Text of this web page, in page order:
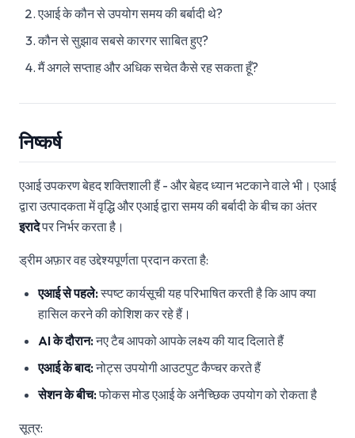
एआई के कौन से उपयोग समय की बर्बादी थे?
कौन से सुझाव सबसे कारगर साबित हुए?
मैं अगले सप्ताह और अधिक सचेत कैसे रह सकता हूँ?
निष्कर्ष
एआई उपकरण बेहद शक्तिशाली हैं - और बेहद ध्यान भटकाने वाले भी। एआई
द्वारा उत्पादकता में वृद्धि और एआई द्वारा समय की बर्बादी के बीच का अंतर
इरादेपर निर्भर करता है।
ड्रीम अफ़ार वह उद्देश्यपूर्णता प्रदान करता है:
एआई से पहले:स्पष्ट कार्यसूची यह परिभाषित करती है कि आप क्या
हासिल करने की कोशिश कर रहे हैं।
AI के दौरान:नए टैब आपको आपके लक्ष्य की याद दिलाते हैं
एआई के बाद:नोट्स उपयोगी आउटपुट कैप्चर करते हैं
सेशन के बीच:फोकस मोड एआई के अनैच्छिक उपयोग को रोकता है
सूत्र: